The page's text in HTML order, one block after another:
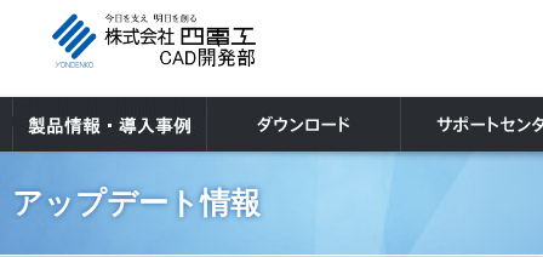
アップデート情報